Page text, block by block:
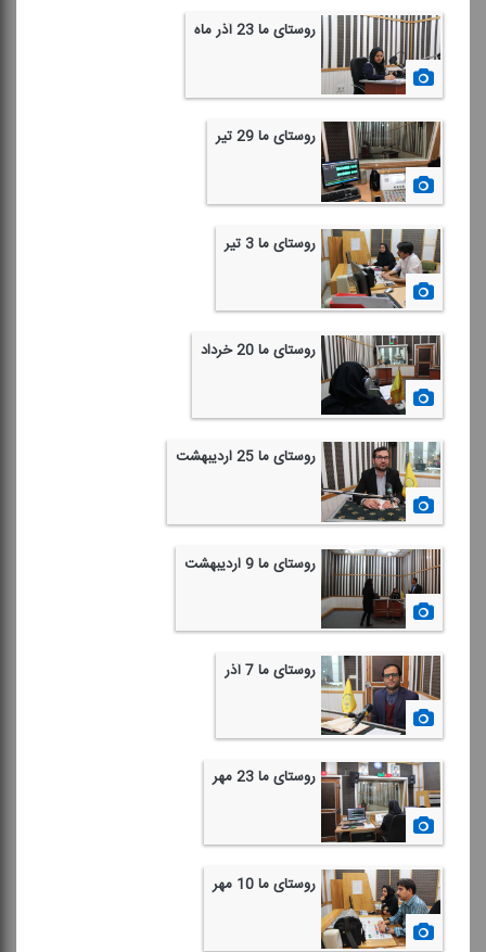
روستای ما 23 آذر ماه
1398/09/23
روستای ما 29 تیر
1398/04/30
روستای ما 3 تیر
1398/04/03
روستای ما 20 خرداد
1398/03/20
روستای ما 25 اردیبهشت
1398/02/25
روستای ما 9 اردیبهشت
1398/02/09
روستای ما 7 آذر
1397/09/10
روستای ما 23 مهر
1397/07/24
روستای ما 10 مهر
1397/07/11